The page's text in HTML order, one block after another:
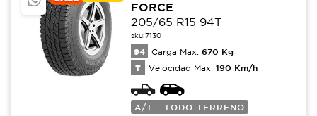
FORCE
205/65 R15 94T
sku:7130
94 Carga Max: 670 Kg
T Velocidad Max: 190 Km/h
A/T - TODO TERRENO